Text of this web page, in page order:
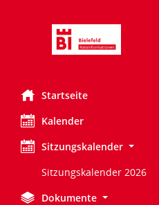
Startseite
Kalender
Sitzungskalender
Sitzungskalender 2026
Dokumente